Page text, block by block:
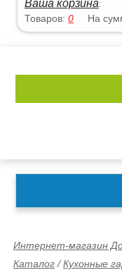
Ваша корзина:
Товаров:0 На
Интернет-магазин
Каталог /Кухонные